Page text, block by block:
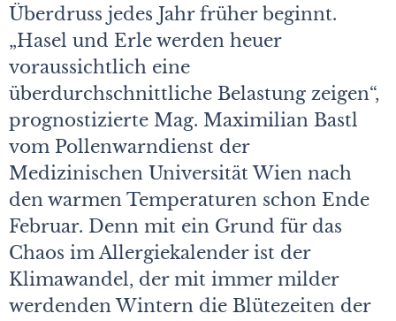
Überdruss jedes Jahr früher beginnt.
„Hasel und Erle werden heuer
voraussichtlich eine
überdurchschnittliche Belastung zeigen“,
prognostizierte Mag. Maximilian Bastl
vom Pollenwarndienst der
Medizinischen Universität Wien nach
den warmen Temperaturen schon Ende
Februar. Denn mit ein Grund für das
Chaos im Allergiekalender ist der
Klimawandel, der mit immer milder
werdenden Wintern die Blütezeiten der